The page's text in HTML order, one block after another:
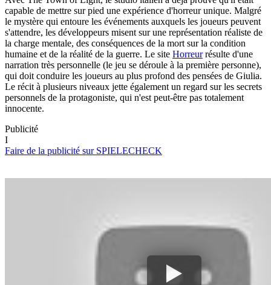
capable de mettre sur pied une expérience d'horreur unique. Malgré
le mystère qui entoure les événements auxquels les joueurs peuvent
s'attendre, les développeurs misent sur une représentation réaliste de
la charge mentale, des conséquences de la mort sur la condition
humaine et de la réalité de la guerre. Le site Horreurrésulte d'une
narration très personnelle (le jeu se déroule à la première personne),
qui doit conduire les joueurs au plus profond des pensées de Giulia.
Le récit à plusieurs niveaux jette également un regard sur les secrets
personnels de la protagoniste, qui n'est peut-être pas totalement
innocente.
Publicité
I
Faire de la publicité sur SPIELECHECK